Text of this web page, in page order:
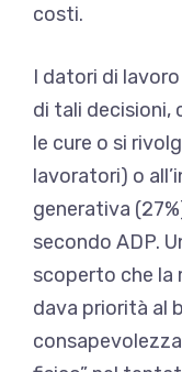
costi.
I datori di
di tali decisioni,
le cure o si
lavoratori) o
generativa
secondo ADP.
scoperto che la
dava priorità al